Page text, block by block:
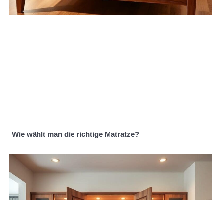
Wie wählt man die richtige Matratze?